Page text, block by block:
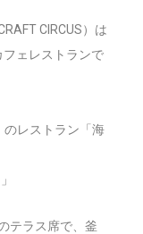
CIRCUS）は
ェレストランで
のレストラン「海
テラス席で、釜